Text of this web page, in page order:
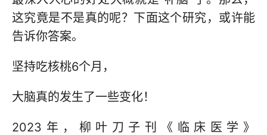
这究竟是不是真的呢？下面这个研究，或许能
告诉你答案。
坚持吃核桃6个月，
大脑真的发生了一些变化！
2023年，柳叶刀子刊《临床医学》